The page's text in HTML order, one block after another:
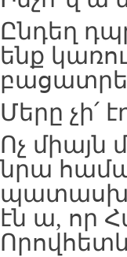
Ընդեղ
ենք
Մերը չի՛
Ոչ միայն
նրա
էն ա, որ